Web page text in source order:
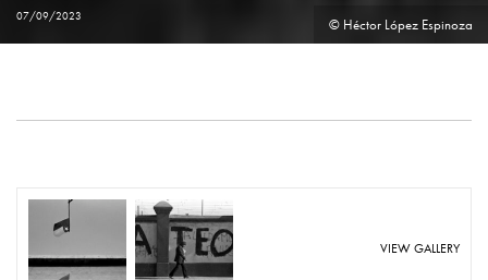
07/09/2023 © Héctor López Espinoza
VIEW GALLERY